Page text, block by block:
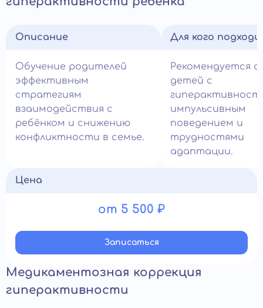
Описание
Обучение родителей
эффективным
стратегиям
взаимодействия с
ребёнком и снижению
конфликтности в семье.
Для кого
Рекомендуется
детей с
импульсивным
поведением и
трудностями
адаптации.
Цена
от 5 500 ₽
Записатьcя
Медикаментозная коррекция
гиперактивности